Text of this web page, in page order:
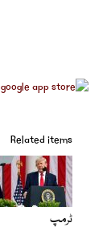
Related items
ٹرمپ